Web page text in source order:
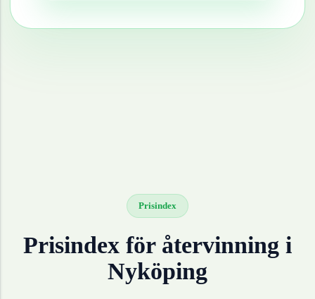
Prisindex
Prisindex för återvinning i
Nyköping